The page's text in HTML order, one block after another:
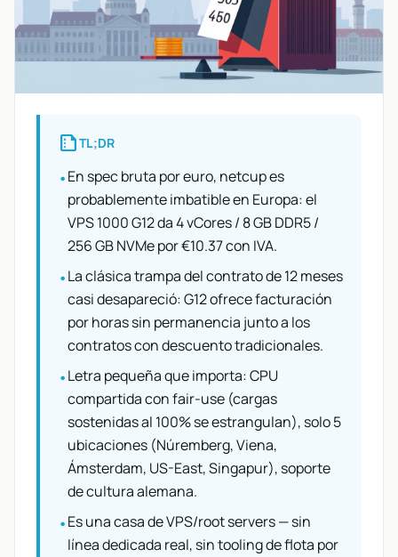
summarizeTL;DR
•En spec bruta por euro, netcup es
probablemente imbatible en Europa: el
VPS 1000 G12 da 4 vCores / 8 GB DDR5 /
256 GB NVMe por €10.37 con IVA.
•La clásica trampa del contrato de 12 meses
casi desapareció: G12 ofrece facturación
por horas sin permanencia junto a los
contratos con descuento tradicionales.
•Letra pequeña que importa: CPU
compartida con fair-use (cargas
sostenidas al 100% se estrangulan), solo 5
ubicaciones (Núremberg, Viena,
Ámsterdam, US-East, Singapur), soporte
de cultura alemana.
•Es una casa de VPS/root servers — sin
línea dedicada real, sin tooling de flota por